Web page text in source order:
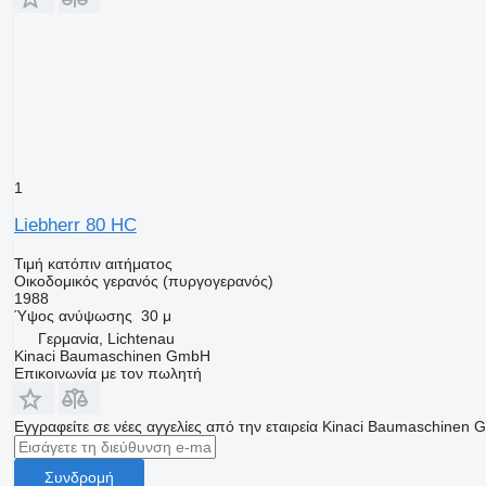
1
Liebherr 80 HC
Τιμή κατόπιν αιτήματος
Οικοδομικός γερανός (πυργογερανός)
1988
Ύψος ανύψωσης 30 μ
Γερμανία, Lichtenau
Kinaci Baumaschinen GmbH
Επικοινωνία με τον πωλητή
Εγγραφείτε σε νέες αγγελίες από την εταιρεία Kinaci Baumaschinen
Συνδρομή